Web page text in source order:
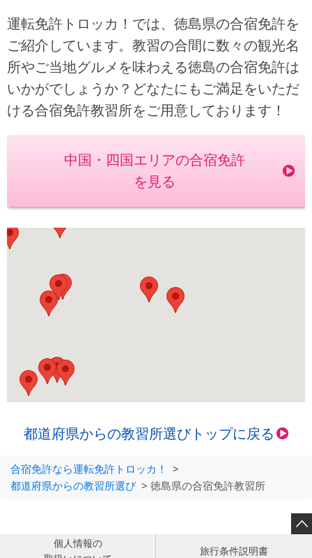
運転免許トロッカ！では、徳島県の合宿免許を
ご紹介しています。教習の合間に数々の観光名
所やご当地グルメを味わえる徳島の合宿免許は
いかがでしょうか？どなたにもご満足をいただ
ける合宿免許教習所をご用意しております！
中国・四国エリアの合宿免許
を見る
都道府県からの教習所選びトップに戻る
合宿免許なら運転免許トロッカ！
>
都道府県からの教習所選び > 徳島県の合宿免許教習所

個人情報の
旅行条件説明書